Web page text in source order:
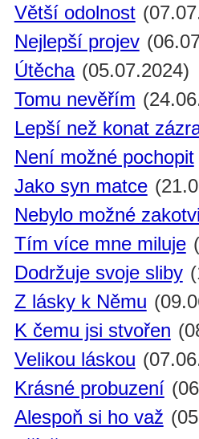
Větší odolnost
Nejlepší projev
Útěcha (05.07.2024)
Tomu nevěřím
Lepší než konat
Není možné pochopit
Jako syn matce
Nebylo možné
Tím více mne miluje
Dodržuje svoje sliby
Z lásky k Němu
K čemu jsi stvořen
Velikou láskou
Krásné probuzení
Alespoň si ho važ